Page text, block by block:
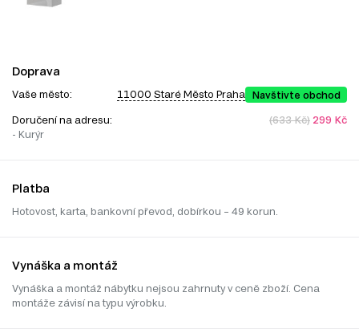
Doprava
Vaše město: 11000 Staré Město Praha Navštivte obchod
Doručení na adresu:
- Kurýr
(633 Kč) 299 Kč
Platba
Hotovost, karta, bankovní převod, dobírkou – 49 korun.
Vynáška a montáž
Vynáška a montáž nábytku nejsou zahrnuty v ceně zboží. Cena
montáže závisí na typu výrobku.